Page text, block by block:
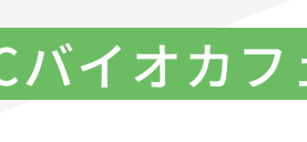
ゲーム+デジタルクリエイ
Web動画クリエイター科
バイオカフ